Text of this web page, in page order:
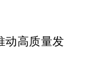
动高质量发